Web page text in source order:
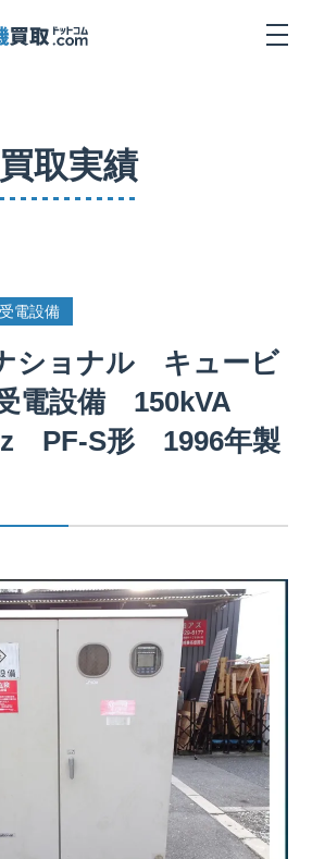
買取実績
電設備
ショナル キュービ
電設備 150kVA
PF-S形 1996年製